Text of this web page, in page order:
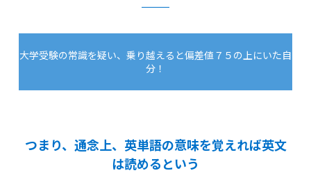
大学受験の常識を疑い、乗り越えると偏差値７５の上にいた自
分！
つまり、通念上、英単語の意味を覚えれば英文
は読めるという